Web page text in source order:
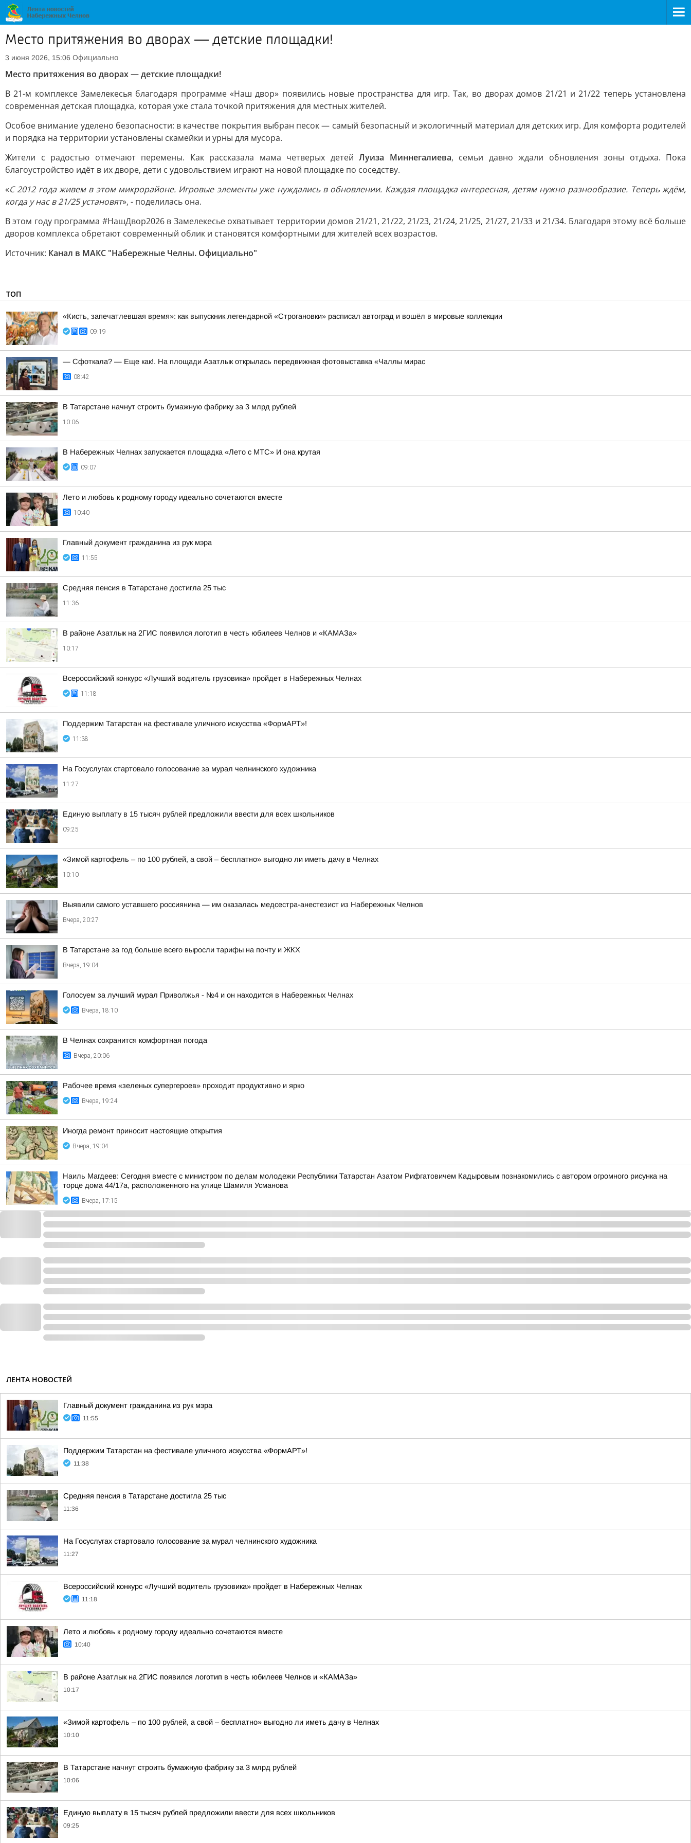
Место притяжения во дворах — детские площадки!
3 июня 2026, 15:06 Официально
Место притяжения во дворах — детские площадки!
В 21-м комплексе Замелекесья благодаря программе «Наш двор» появились новые пространства для игр. Так, во дворах домов 21/21 и 21/22 теперь установлена
современная детская площадка, которая уже стала точкой притяжения для местных жителей.
Особое внимание уделено безопасности: в качестве покрытия выбран песок — самый безопасный и экологичный материал для детских игр. Для комфорта родителей
и порядка на территории установлены скамейки и урны для мусора.
Жители с радостью отмечают перемены. Как рассказала мама четверых детей Луиза Миннегалиева, семьи давно ждали обновления зоны отдыха. Пока
благоустройство идёт в их дворе, дети с удовольствием играют на новой площадке по соседству.
«С 2012 года живем в этом микрорайоне. Игровые элементы уже нуждались в обновлении. Каждая площадка интересная, детям нужно разнообразие. Теперь ждём,
когда у нас в 21/25 установят», - поделилась она.
В этом году программа #НашДвор2026 в Замелекесье охватывает территории домов 21/21, 21/22, 21/23, 21/24, 21/25, 21/27, 21/33 и 21/34. Благодаря этому всё больше
дворов комплекса обретают современный облик и становятся комфортными для жителей всех возрастов.
Источник: Канал в МАКС "Набережные Челны. Официально"
ТОП
«Кисть, запечатлевшая время»: как выпускник легендарной «Строгановки» расписал автоград и вошёл в мировые коллекции
09:19
— Сфоткала? — Еще как!. На площади Азатлык открылась передвижная фотовыставка «Чаллы мирас
08:42
В Татарстане начнут строить бумажную фабрику за 3 млрд рублей
10:06
В Набережных Челнах запускается площадка «Лето с МТС» И она крутая
09:07
Лето и любовь к родному городу идеально сочетаются вместе
10:40
Главный документ гражданина из рук мэра
11:55
Средняя пенсия в Татарстане достигла 25 тыс
11:36
В районе Азатлык на 2ГИС появился логотип в честь юбилеев Челнов и «КАМАЗа»
10:17
Всероссийский конкурс «Лучший водитель грузовика» пройдет в Набережных Челнах
11:18
Поддержим Татарстан на фестивале уличного искусства «ФормАРТ»!
11:38
На Госуслугах стартовало голосование за мурал челнинского художника
11:27
Единую выплату в 15 тысяч рублей предложили ввести для всех школьников
09:25
«Зимой картофель – по 100 рублей, а свой – бесплатно» выгодно ли иметь дачу в Челнах
10:10
Выявили самого уставшего россиянина — им оказалась медсестра-анестезист из Набережных Челнов
Вчера, 20:27
В Татарстане за год больше всего выросли тарифы на почту и ЖКХ
Вчера, 19:04
Голосуем за лучший мурал Приволжья - №4 и он находится в Набережных Челнах
Вчера, 18:10
В Челнах сохранится комфортная погода
Вчера, 20:06
Рабочее время «зеленых супергероев» проходит продуктивно и ярко
Вчера, 19:24
Иногда ремонт приносит настоящие открытия
Вчера, 19:04
Наиль Магдеев: Сегодня вместе с министром по делам молодежи Республики Татарстан Азатом Рифгатовичем Кадыровым познакомились с автором огромного рисунка на
торце дома 44/17а, расположенного на улице Шамиля Усманова
Вчера, 17:15
ЛЕНТА НОВОСТЕЙ
Главный документ гражданина из рук мэра
11:55
Поддержим Татарстан на фестивале уличного искусства «ФормАРТ»!
11:38
Средняя пенсия в Татарстане достигла 25 тыс
11:36
На Госуслугах стартовало голосование за мурал челнинского художника
11:27
Всероссийский конкурс «Лучший водитель грузовика» пройдет в Набережных Челнах
11:18
Лето и любовь к родному городу идеально сочетаются вместе
10:40
В районе Азатлык на 2ГИС появился логотип в честь юбилеев Челнов и «КАМАЗа»
10:17
«Зимой картофель – по 100 рублей, а свой – бесплатно» выгодно ли иметь дачу в Челнах
10:10
В Татарстане начнут строить бумажную фабрику за 3 млрд рублей
10:06
Единую выплату в 15 тысяч рублей предложили ввести для всех школьников
09:25